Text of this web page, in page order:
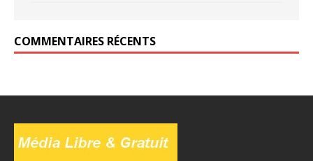
COMMENTAIRES RÉCENTS